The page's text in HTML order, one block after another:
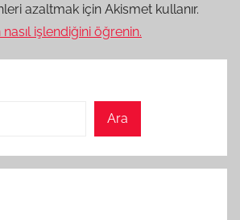
azaltmak için Akismet kullanır.
işlendiğini öğrenin.
Ara